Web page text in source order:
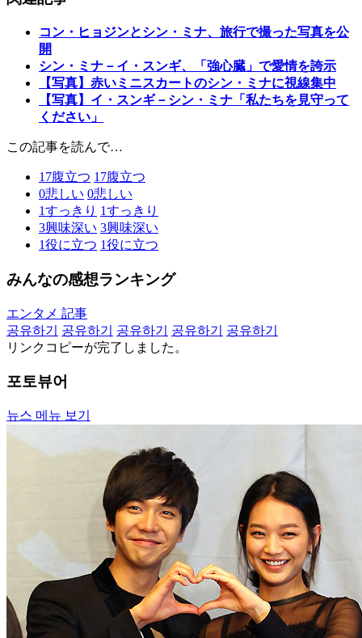
コン・ヒョジンとシン・ミナ、旅行で撮った写真を公
開
シン・ミナ－イ・スンギ、「強心臓」で愛情を誇示
【写真】赤いミニスカートのシン・ミナに視線集中
【写真】イ・スンギ－シン・ミナ「私たちを見守って
ください」
この記事を読んで…
17腹立つ 17腹立つ
0悲しい 0悲しい
1すっきり 1すっきり
3興味深い 3興味深い
1役に立つ 1役に立つ
みんなの感想ランキング
エンタメ 記事
공유하기
공유하기 공유하기 공유하기
공유하기
リンクコピーが完了しました。
포토뷰어
뉴스 메뉴 보기